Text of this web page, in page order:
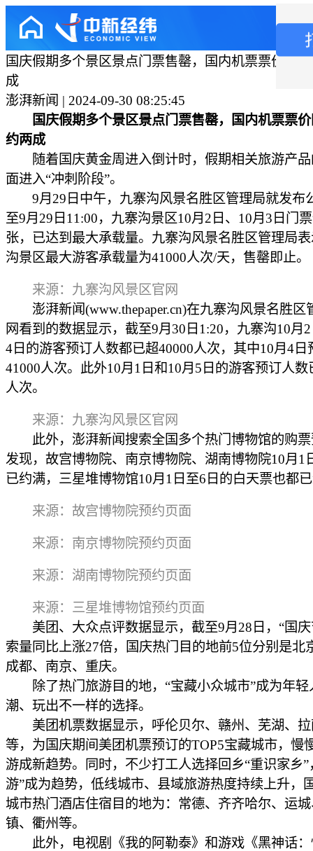
国庆假期多个景区景点门票售罄，国内机票票价同
成
澎湃新闻 | 2024-09-30 08:25:45
国庆假期多个景区景点门票售罄，国内机票票
约两成
随着国庆黄金周进入倒计时，假期相关旅游产品
面进入“冲刺阶段”。
9月29日中午，九寨沟风景名胜区管理局就发布
至9月29日11:00，九寨沟景区10月2日、10月3日门
张，已达到最大承载量。九寨沟风景名胜区管理局
沟景区最大游客承载量为41000人次/天，售罄即止。
来源：九寨沟风景区官网
澎湃新闻(www.thepaper.cn)在九寨沟风景名胜区
网看到的数据显示，截至9月30日1:20，九寨沟10月
4日的游客预订人数都已超40000人次，其中10月4日
41000人次。此外10月1日和10月5日的游客预订人数
人次。
来源：九寨沟风景区官网
此外，澎湃新闻搜索全国多个热门博物馆的购票
发现，故宫博物院、南京博物院、湖南博物院10月1
已约满，三星堆博物馆10月1日至6日的白天票也都
来源：故宫博物院预约页面
来源：南京博物院预约页面
来源：湖南博物院预约页面
来源：三星堆博物馆预约页面
美团、大众点评数据显示，截至9月28日，“国庆
索量同比上涨27倍，国庆热门目的地前5位分别是北
成都、南京、重庆。
除了热门旅游目的地，“宝藏小众城市”成为年轻
潮、玩出不一样的选择。
美团机票数据显示，呼伦贝尔、赣州、芜湖、拉
等，为国庆期间美团机票预订的TOP5宝藏城市，慢
游成新趋势。同时，不少打工人选择回乡“重识家乡”
游”成为趋势，低线城市、县域旅游热度持续上升，
城市热门酒店住宿目的地为：常德、齐齐哈尔、运
镇、衢州等。
此外，电视剧《我的阿勒泰》和游戏《黑神话：